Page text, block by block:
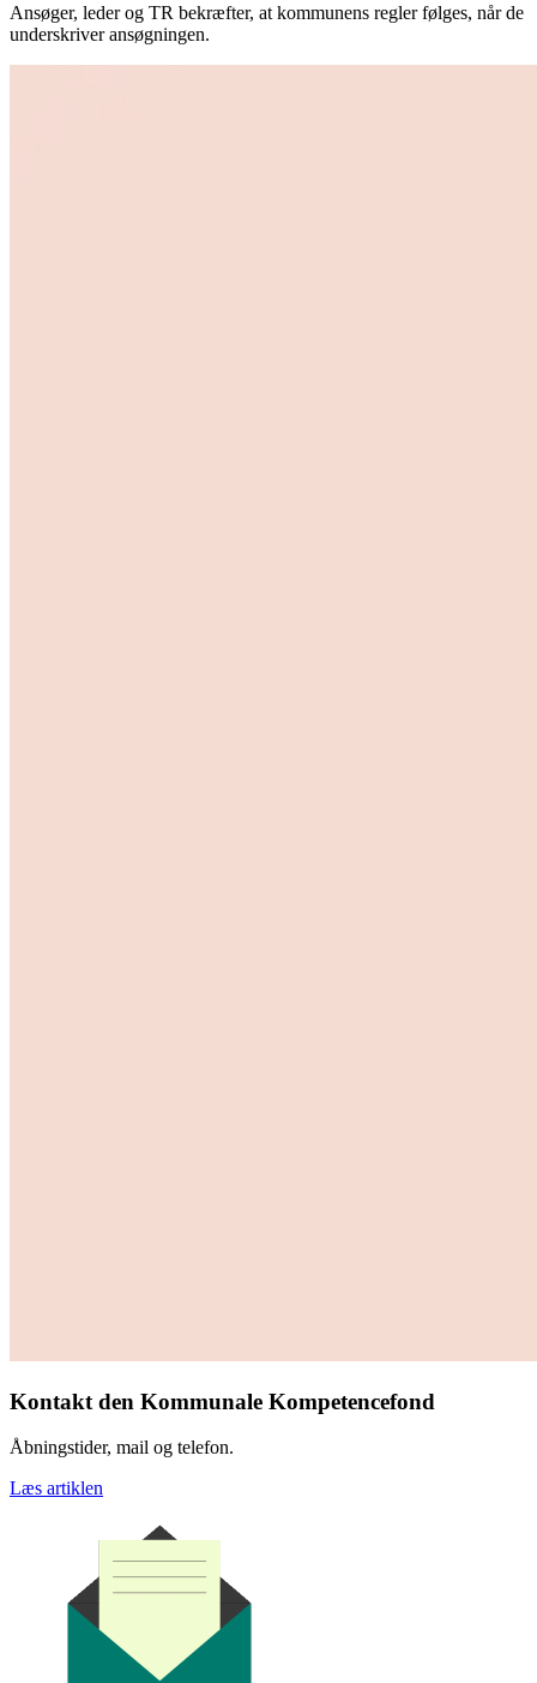
Ansøger, leder og TR bekræfter, at kommunens regler følges, når de
underskriver ansøgningen.
Kontakt den Kommunale Kompetencefond
Åbningstider, mail og telefon.
Læs artiklen